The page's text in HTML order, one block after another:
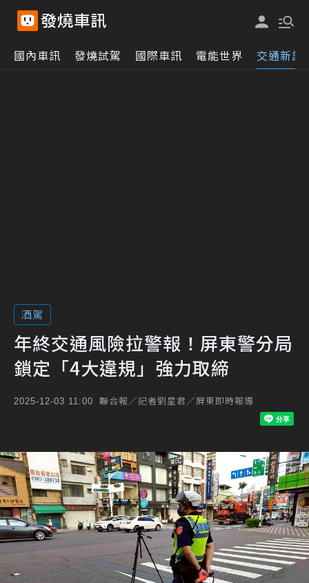
國內車訊 發燒試駕 國際車訊 電能世界 交通新訊
酒駕
年終交通風險拉警報！屏東警分局
鎖定「4大違規」強力取締
2025-12-03 11:00 聯合報／記者劉星君／屏東即時報導